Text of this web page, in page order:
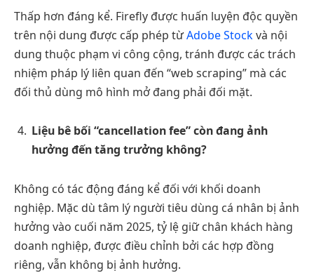
Thấp hơn đáng kể. Firefly được huấn luyện độc quyền
trên nội dung được cấp phép từAdobe Stock và nội
dung thuộc phạm vi công cộng, tránh được các trách
nhiệm pháp lý liên quan đến “web scraping” mà các
đối thủ dùng mô hình mở đang phải đối mặt.
Liệu bê bối “cancellation fee” còn đang ảnh
hưởng đến tăng trưởng không?
Không có tác động đáng kể đối với khối doanh
nghiệp. Mặc dù tâm lý người tiêu dùng cá nhân bị ảnh
hưởng vào cuối năm 2025, tỷ lệ giữ chân khách hàng
doanh nghiệp, được điều chỉnh bởi các hợp đồng
riêng, vẫn không bị ảnh hưởng.